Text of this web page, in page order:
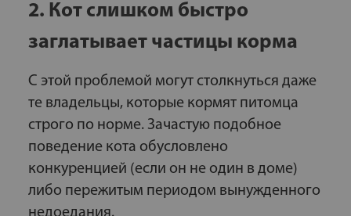
2. Кот слишком быстро
заглатывает частицы корма
С этой проблемой могут столкнуться даже
те владельцы, которые кормят питомца
строго по норме. Зачастую подобное
поведение кота обусловлено
конкуренцией (если он не один в доме)
либо пережитым периодом вынужденного